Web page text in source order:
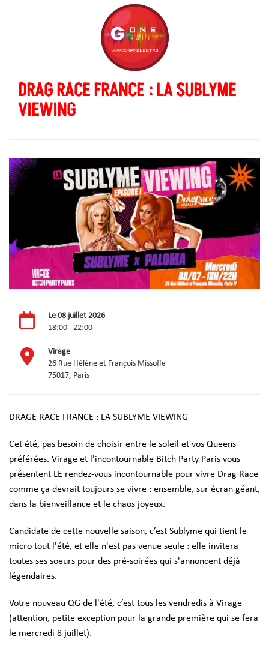
DRAG RACE FRANCE : LA SUBLYME
VIEWING
Le 08 juillet 2026
18:00 - 22:00
Virage
26 Rue Hélène et François Missoffe
75017, Paris
DRAGE RACE FRANCE : LA SUBLYME VIEWING
Cet été, pas besoin de choisir entre le soleil et vos Queens
préférées. Virage et l'incontournable Bitch Party Paris vous
présentent LE rendez-vous incontournable pour vivre Drag Race
comme ça devrait toujours se vivre : ensemble, sur écran géant,
dans la bienveillance et le chaos joyeux.
Candidate de cette nouvelle saison, c’est Sublyme qui tient le
micro tout l'été, et elle n'est pas venue seule : elle invitera
toutes ses soeurs pour des pré-soirées qui s'annoncent déjà
légendaires.
Votre nouveau QG de l'été, c’est tous les vendredis à Virage
(attention, petite exception pour la grande première qui se fera
le mercredi 8 juillet).